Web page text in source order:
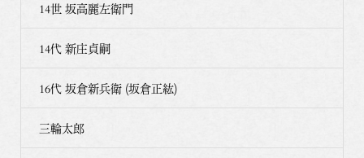
14世 坂高麗左衛門
14代 新庄貞嗣
16代 坂倉新兵衛 (坂倉正紘)
三輪太郎